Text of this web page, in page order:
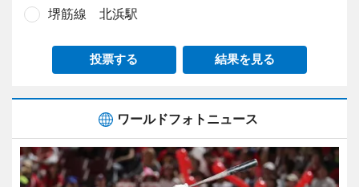
堺筋線 北浜駅
投票する 結果を見る
ワールドフォトニュース